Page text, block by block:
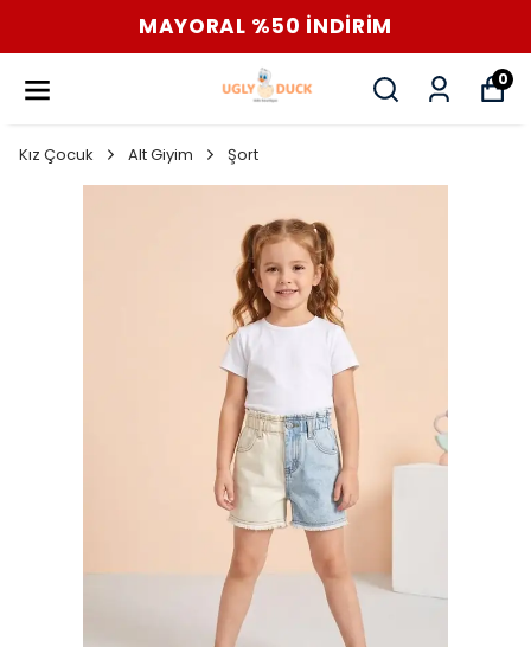
MAYORAL %50 İNDİRİM
0
Kız Çocuk Alt Giyim Şort